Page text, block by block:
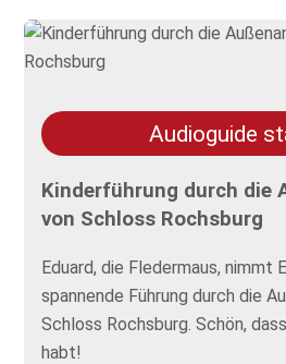
Audioguide
Kinderführung durch die
von Schloss Rochsburg
Eduard, die Fledermaus, nimmt
spannende Führung durch die
Schloss Rochsburg. Schön,
habt!